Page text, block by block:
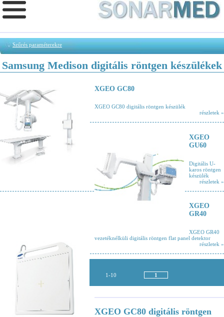
Szűrés paraméterekre
Samsung Medison digitális röntgen készülékek
XGEO GC80
XGEO GC80 digitális röntgen készülék
részletek »
XGEO
GU60
Digitális U-
karos röntgen
készülék
részletek »
XGEO
GR40
XGEO GR40
vezetéknélküli digitális röntgen flat panel detektor
részletek »
1-10 1
XGEO GC80 digitális röntgen